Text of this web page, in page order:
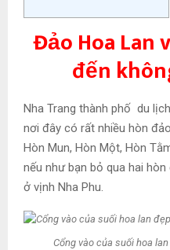
Đảo Hoa Lan
đến
Nha Trang thành phố du
nơi đây có rất nhiều hòn
Hòn Mun, Hòn Một, Hòn
nếu như bạn bỏ qua hai hòn
ở vịnh Nha Phu.
Cổng vào của suối hoa